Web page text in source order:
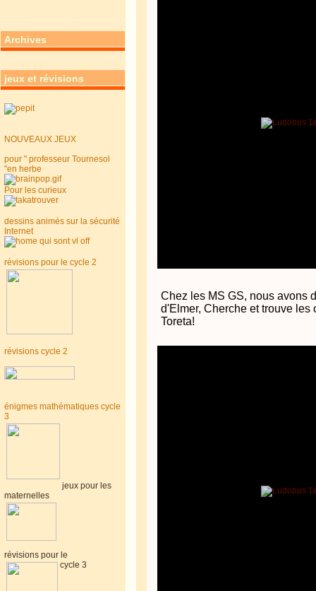
Archives
jeux et révisions
NOUVEAUX JEUX
pour " professeur Tournesol
"en herbe
Pour les curieux
dessins animés sur la sécurité
Internet
révisions pour le cycle 2
révisions cycle 2
énigmes mathématiques cycle
3
jeux pour les
maternelles
révisions pour le
cycle 3
Chez les MS GS, nous avons
d'Elmer, Cherche et trouve
Toreta!